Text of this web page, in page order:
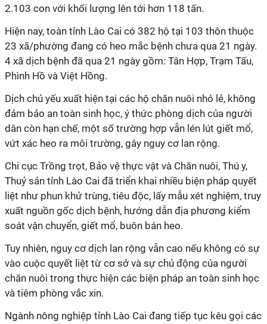
2.103 con với khối lượng lên tới hơn 118 tấn.
Hiện nay, toàn tỉnh Lào Cai có 382 hộ tại 103 thôn thuộc
23 xã/phường đang có heo mắc bệnh chưa qua 21 ngày.
4 xã dịch bệnh đã qua 21 ngày gồm: Tân Hợp, Trạm Tấu,
Phình Hồ và Việt Hồng.
Dịch chủ yếu xuất hiện tại các hộ chăn nuôi nhỏ lẻ, không
đảm bảo an toàn sinh học, ý thức phòng dịch của người
dân còn hạn chế, một số trường hợp vẫn lén lút giết mổ,
vứt xác heo ra môi trường, gây nguy cơ lan rộng.
Chi cục Trồng trọt, Bảo vệ thực vật và Chăn nuôi, Thú y,
Thuỷ sản tỉnh Lào Cai đã triển khai nhiều biện pháp quyết
liệt như phun khử trùng, tiêu độc, lấy mẫu xét nghiệm, truy
xuất nguồn gốc dịch bệnh, hướng dẫn địa phương kiểm
soát vận chuyển, giết mổ, buôn bán heo.
Tuy nhiên, nguy cơ dịch lan rộng vẫn cao nếu không có sự
vào cuộc quyết liệt từ cơ sở và sự chủ động của người
chăn nuôi trong thực hiện các biện pháp an toàn sinh học
và tiêm phòng vắc xin.
Ngành nông nghiệp tỉnh Lào Cai đang tiếp tục kêu gọi các